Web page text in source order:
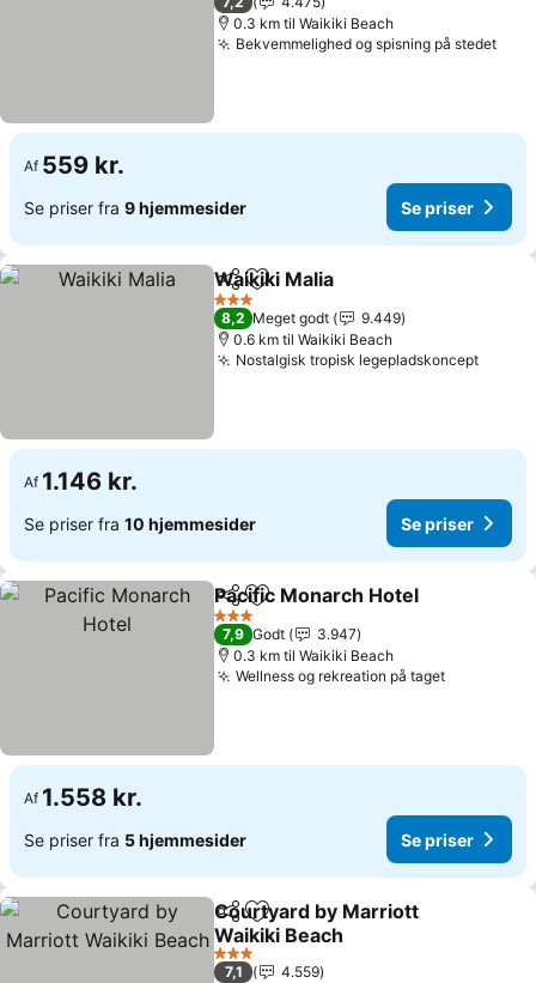
0.3 km til Waikiki Beach
Bekvemmelighed og spisning på stedet
Af 559 kr.
Se priser fra 9 hjemmesider Se priser
Del Føj til favoritter
Waikiki Malia
3 Stjerner
8,2 Meget godt
9.449
0.6 km til Waikiki Beach
Nostalgisk tropisk legepladskoncept
Af 1.146 kr.
Se priser fra 10 hjemmesider Se priser
Del Føj til favoritter
Pacific Monarch Hotel
3 Stjerner
7,9 Godt
3.947
0.3 km til Waikiki Beach
Wellness og rekreation på taget
Af 1.558 kr.
Se priser fra 5 hjemmesider Se priser
Del Føj til favoritter
Courtyard by Marriott
Waikiki Beach
3 Stjerner
7,1
4.559